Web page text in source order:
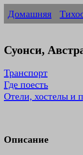
Домашняя
Суонси,
Транспорт
Где поесть
Отели, хостелы и
Описание